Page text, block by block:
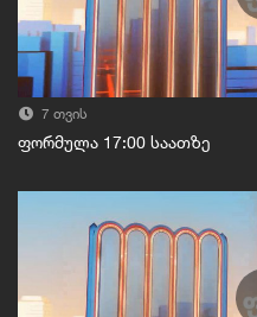
7 თვის
ფორმულა 17:00 საათზე